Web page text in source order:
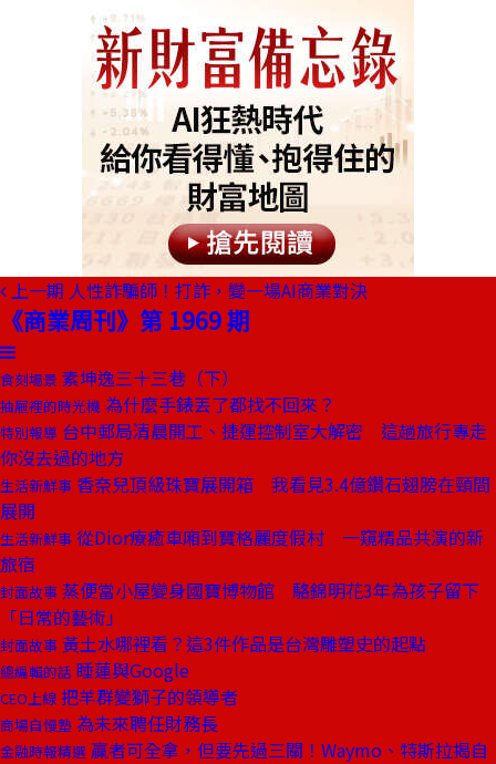
上一期 人性詐騙師！打詐，變一場AI商業對決
《商業周刊》第 1969 期
食刻場景 素坤逸三十三巷（下）
抽屜裡的時光機 為什麼手錶丟了都找不回來？
特別報導 台中郵局清晨開工、捷運控制室大解密 這趟旅行專走
你沒去過的地方
生活新鮮事 香奈兒頂級珠寶展開箱 我看見3.4億鑽石翅膀在頸間
展開
生活新鮮事 從Dior療癒車廂到寶格麗度假村 一窺精品共演的新
旅宿
封面故事 蒸便當小屋變身國寶博物館 駱錦明花3年為孩子留下
「日常的藝術」
封面故事 黃土水哪裡看？這3件作品是台灣雕塑史的起點
總編輯的話 睡蓮與Google
CEO上線 把羊群變獅子的領導者
商場自慢塾 為未來聘任財務長
金融時報精選 贏者可全拿，但要先過三關！Waymo、特斯拉揭自